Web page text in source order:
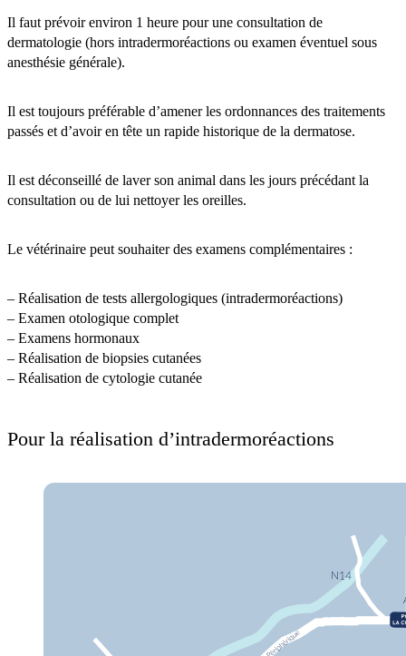
Il faut prévoir environ 1 heure pour une consultation de
dermatologie (hors intradermoréactions ou examen éventuel sous
anesthésie générale).
Il est toujours préférable d’amener les ordonnances des traitements
passés et d’avoir en tête un rapide historique de la dermatose.
Il est déconseillé de laver son animal dans les jours précédant la
consultation ou de lui nettoyer les oreilles.
Le vétérinaire peut souhaiter des examens complémentaires :
– Réalisation de tests allergologiques (intradermoréactions)
– Examen otologique complet
– Examens hormonaux
– Réalisation de biopsies cutanées
– Réalisation de cytologie cutanée
Pour la réalisation d’intradermoréactions